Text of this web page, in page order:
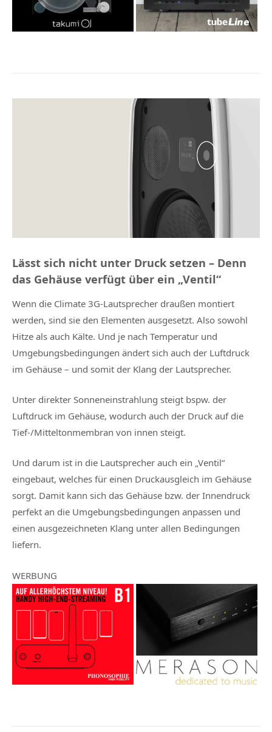
Lässt sich nicht unter Druck setzen – Denn
das Gehäuse verfügt über ein „Ventil“
Wenn die Climate 3G-Lautsprecher draußen montiert
werden, sind sie den Elementen ausgesetzt. Also sowohl
Hitze als auch Kälte. Und je nach Temperatur und
Umgebungsbedingungen ändert sich auch der Luftdruck
im Gehäuse – und somit der Klang der Lautsprecher.
Unter direkter Sonneneinstrahlung steigt bspw. der
Luftdruck im Gehäuse, wodurch auch der Druck auf die
Tief-/Mitteltonmembran von innen steigt.
Und darum ist in die Lautsprecher auch ein „Ventil“
eingebaut, welches für einen Druckausgleich im Gehäuse
sorgt. Damit kann sich das Gehäuse bzw. der Innendruck
perfekt an die Umgebungsbedingungen anpassen und
einen ausgezeichneten Klang unter allen Bedingungen
liefern.
WERBUNG